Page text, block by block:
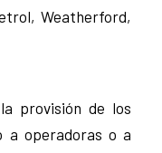
Weatherford,
provisión de los
a operadoras o a